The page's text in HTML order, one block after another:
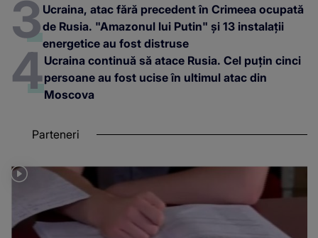
Ucraina, atac fără precedent în Crimeea ocupată
de Rusia. "Amazonul lui Putin" și 13 instalații
energetice au fost distruse
Ucraina continuă să atace Rusia. Cel puțin cinci
persoane au fost ucise în ultimul atac din
Moscova
Parteneri